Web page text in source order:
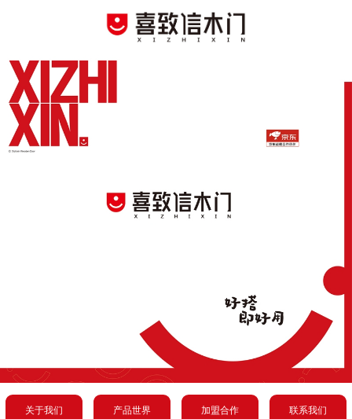
关于我们 产品世界 加盟合作 联系我们